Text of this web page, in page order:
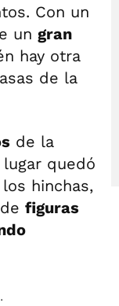
Con un
un gran
hay otra
de la
de la
lugar quedó
hinchas,
de figuras